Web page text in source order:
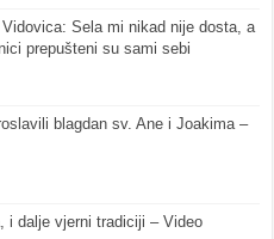
Sela mi nikad nije dosta, a
prepušteni su sami sebi
blagdan sv. Ane i Joakima –
i dalje vjerni tradiciji – Video